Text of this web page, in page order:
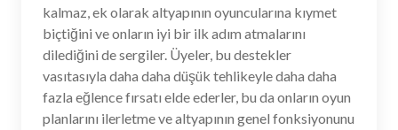
kalmaz, ek olarak altyapının oyuncularına kıymet
biçtiğini ve onların iyi bir ilk adım atmalarını
dilediğini de sergiler. Üyeler, bu destekler
vasıtasıyla daha daha düşük tehlikeyle daha daha
fazla eğlence fırsatı elde ederler, bu da onların oyun
planlarını ilerletme ve altyapının genel fonksiyonunu